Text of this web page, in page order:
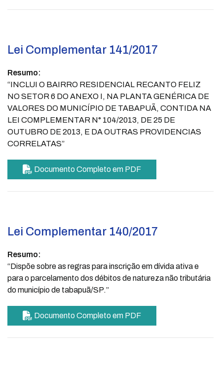
Lei Complementar 141/2017
Resumo:
“INCLUI O BAIRRO RESIDENCIAL RECANTO FELIZ
NO SETOR 6 DO ANEXO I, NA PLANTA GENÉRICA DE
VALORES DO MUNICÍPIO DE TABAPUÃ, CONTIDA NA
LEI COMPLEMENTAR N° 104/2013, DE 25 DE
OUTUBRO DE 2013, E DA OUTRAS PROVIDENCIAS
CORRELATAS”
Documento Completo em PDF
Lei Complementar 140/2017
Resumo:
“Dispõe sobre as regras para inscrição em dívida ativa e
para o parcelamento dos débitos de natureza não tributária
do município de tabapuã/SP.”
Documento Completo em PDF